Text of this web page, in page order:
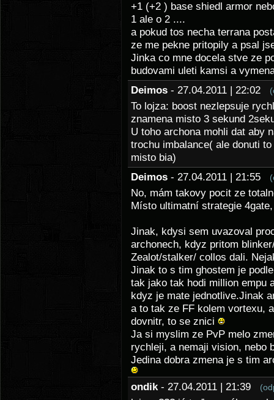
+1 (+2 ) base shiedl armor
1 ale o 2 ....
a pokud tos necha terrana
ze me pekne pritopily a psal
Jinka co mne docela stve ze
budovami uleti kamsi a
Deimos - 27.04.2011 | 22:02
To lojza: boost nezlepsuje
znamena misto 3 sekund
U toho archona mohli dat aby
trochu imbalance( ale donuti
misto bia)
Deimos - 27.04.2011 | 21:55
No, mám takovy pocit ze
Místo ultimatní strategie
Jinak, kdysi sem uvazoval
archonech, kdyz pritom
Zealot/stalker/ collos dali.
Jinak to s tim ghostem je
tak jako tak hodi million empu
kdyz je mate jednotlive.Jinak
a to tak ze FF kolem vortexu,
dovnitr, to se znici
Ja si myslim ze PvP melo
rychleji, a nemaji vision, nebo
Jedina dobra zmena je s tim
ondik - 27.04.2011 | 21:39